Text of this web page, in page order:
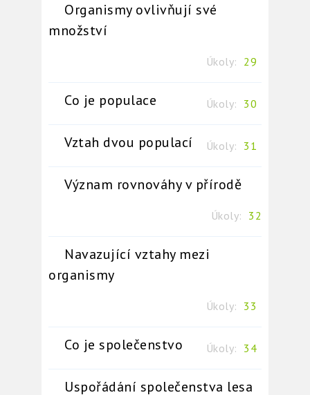
Organismy ovlivňují své
množství
Úkoly: 29
Co je populace Úkoly: 30
Vztah dvou populací Úkoly: 31
Význam rovnováhy v přírodě
Úkoly: 32
Navazující vztahy mezi
organismy
Úkoly: 33
Co je společenstvo Úkoly: 34
Uspořádání společenstva lesa